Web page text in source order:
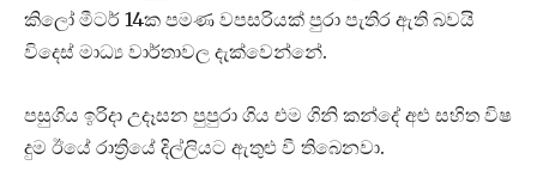
කිලෝ මීටර් 14ක පමණ වපසරියක් පුරා පැතිර ඇති බවයි
විදෙස් මාධ්‍ය වාර්තාවල දැක්වෙන්නේ.
පසුගිය ඉරිදා උදෑසන පුපුරා ගිය එම ගිනි කන්දේ අළු සහිත විෂ
දුම ඊයේ රාත්‍රියේ දිල්ලියට ඇතුළු වී තිබෙනවා.